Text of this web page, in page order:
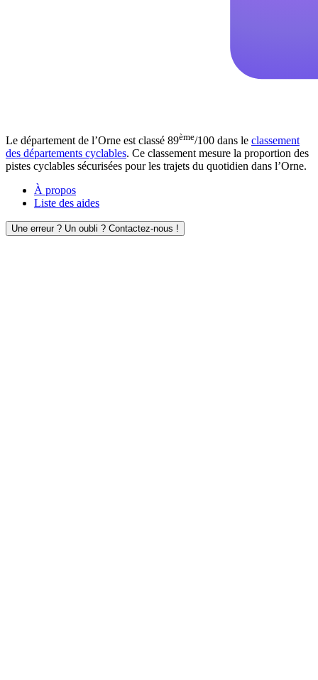
Le département de l’Orne est classé 89ème/100 dans le classement
des départements cyclables. Ce classement mesure la proportion des
pistes cyclables sécurisées pour les trajets du quotidien dans l’Orne.
À propos
Liste des aides
Une erreur ? Un oubli ? Contactez-nous !